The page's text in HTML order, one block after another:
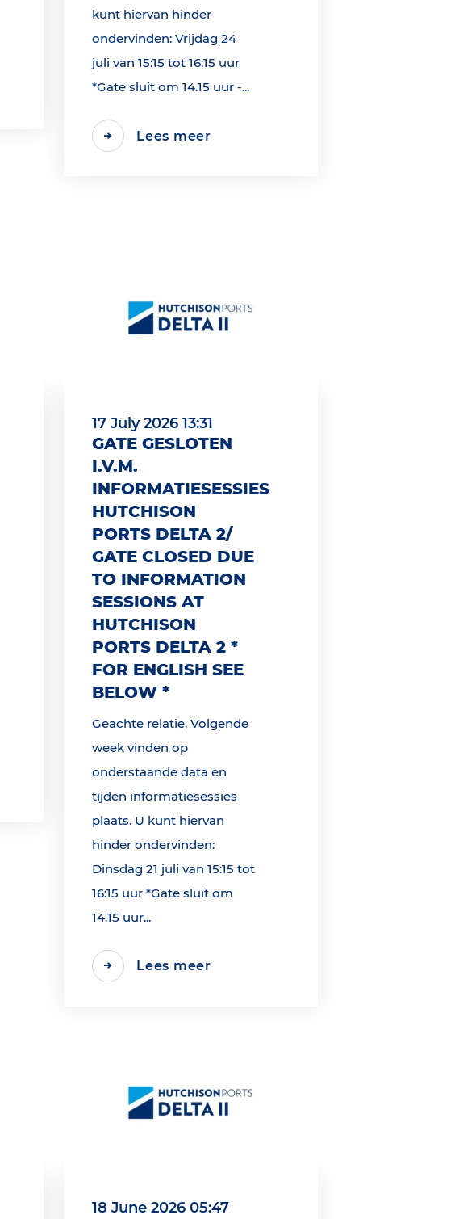
kunt hiervan hinder
ondervinden: Vrijdag 24
juli van 15:15 tot 16:15 uur
*Gate sluit om 14.15 uur -...
Lees meer
17 July 2026 13:31
GATE GESLOTEN
I.V.M.
INFORMATIESESSIES
HUTCHISON
PORTS DELTA 2/
GATE CLOSED DUE
TO INFORMATION
SESSIONS AT
HUTCHISON
PORTS DELTA 2 *
FOR ENGLISH SEE
BELOW *
Geachte relatie, Volgende
week vinden op
onderstaande data en
tijden informatiesessies
plaats. U kunt hiervan
hinder ondervinden:
Dinsdag 21 juli van 15:15 tot
16:15 uur *Gate sluit om
14.15 uur...
Lees meer
18 June 2026 05:47